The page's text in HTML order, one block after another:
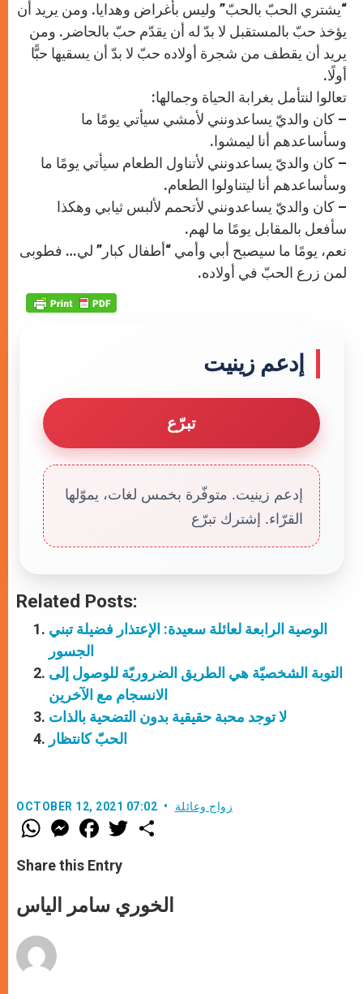
“يشتري الحبّ بالحبّ” وليس بأغراض وهدايا. ومن يريد أن
يؤخذ حبّ بالمستقبل لا بدّ له أن يقدّم حبّ بالحاضر. ومن
يريد أن يقطف من شجرة أولاده حبّ لا بدّ أن يسقيها حبًّا
أولًا.
تعالوا لنتأمل بغرابة الحياة وجمالها:
– كان والديّ يساعدونني لأمشي سيأتي يومًا ما
وسأساعدهم أنا ليمشوا.
– كان والديّ يساعدونني لأتناول الطعام سيأتي يومًا ما
وسأساعدهم أنا ليتناولوا الطعام.
– كان والديّ يساعدونني لأتحمم لألبس ثيابي وهكذا
سأفعل بالمقابل يومًا ما لهم.
نعم، يومًا ما سيصبح أبي وأمي “أطفال كبار” لي… فطوبى
لمن زرع الحبّ في أولاده.
إدعم زينيت
تبرّع
إدعم زينيت. متوفّرة بخمس لغات، يموّلها
القرّاء. إشترك تبرّع
Related Posts:
الوصية الرابعة لعائلة سعيدة: الإعتذار فضيلة تبني
الجسور
التوبة الشخصيّة هي الطريق الضروريّة للوصول إلى
الانسجام مع الآخرين
لا توجد محبة حقيقية بدون التضحية بالذات
الحبّ كانتظار
OCTOBER 12, 2021 07:02 زواج وعائلة
W
h
t
s
p
p
M
e
s
e
e
F
a
e
b
k
w
Share this Entry
الخوري سامر الياس